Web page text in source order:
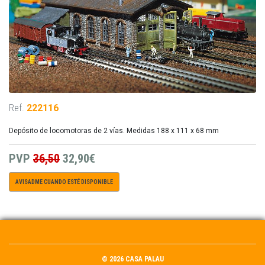
Ref. 222116
Depósito de locomotoras de 2 vías. Medidas 188 x 111 x 68 mm
PVP 36,50 32,90€
AVISADME CUANDO ESTÉ DISPONIBLE
© 2026 CASA PALAU